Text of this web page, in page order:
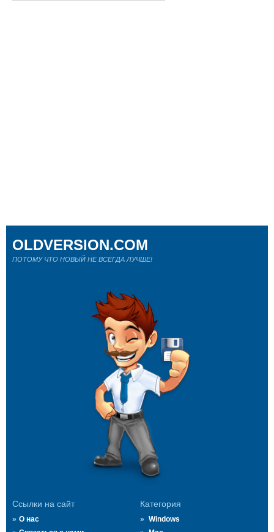
Ссылки на сайт
О нас
Категория
Windows
OLDVERSION.COM
ПОТОМУ ЧТО НОВЫЙ НЕ ВСЕГДА ЛУЧШЕ!